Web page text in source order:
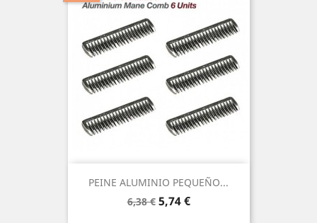
PEINE ALUMINIO PEQUEÑO...
Precio
6,38 € Precio
5,74 €